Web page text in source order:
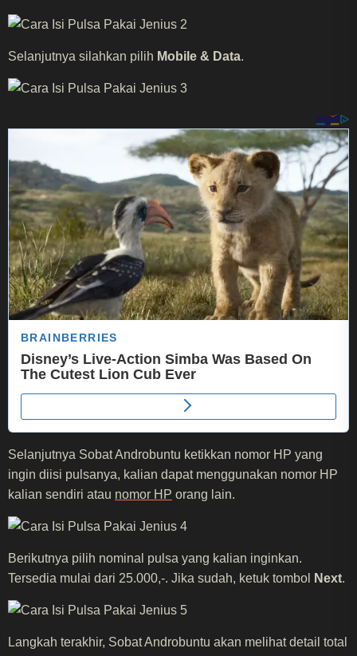
Selanjutnya silahkan pilih Mobile & Data.
Selanjutnya Sobat Androbuntu ketikkan nomor HP yang
ingin diisi pulsanya, kalian dapat menggunakan nomor HP
kalian sendiri atau nomor HP orang lain.
Berikutnya pilih nominal pulsa yang kalian inginkan.
Tersedia mulai dari 25.000,-. Jika sudah, ketuk tombol
Next.
Langkah terakhir, Sobat Androbuntu akan melihat detail total